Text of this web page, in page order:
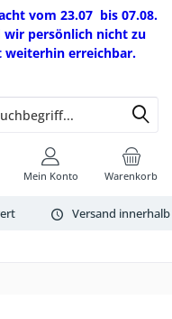
vom 23.07 bis 07.08.
wir persönlich nicht zu
weiterhin erreichbar.
Versand
Warenkorb
Mein Konto